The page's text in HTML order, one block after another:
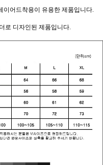
어드착용이 유용한 제품입니다.
로 디자인된 제품입니다.